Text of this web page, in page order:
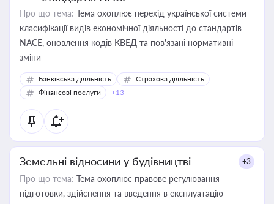
Про що тема: Тема охоплює перехід української системи
класифікації видів економічної діяльності до стандартів
NACE, оновлення кодів КВЕД та пов'язані нормативні
зміни
Банківська діяльність
Страхова діяльність
Фінансові послуги
+13
Земельні відносини у будівництві +3
Про що тема: Тема охоплює правове регулювання
підготовки, здійснення та введення в експлуатацію